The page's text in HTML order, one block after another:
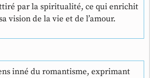
par la spiritualité, ce qui enrichit
vision de la vie et de l’amour.
inné du romantisme, exprimant